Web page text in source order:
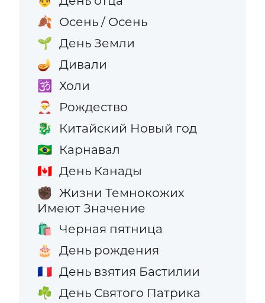
🍂 Осень / Осень
🌱 День Земли
🪔 Дивали
🕉️ Холи
🎅 Рождество
🐉 Китайский Новый год
🇧🇷 Карнавал
🇨🇦 День Канады
✊🏿 Жизни Темнокожих
Имеют Значение
🛍️ Черная пятница
🎂 День рождения
🇫🇷 День взятия Бастилии
☘️ День Святого Патрика